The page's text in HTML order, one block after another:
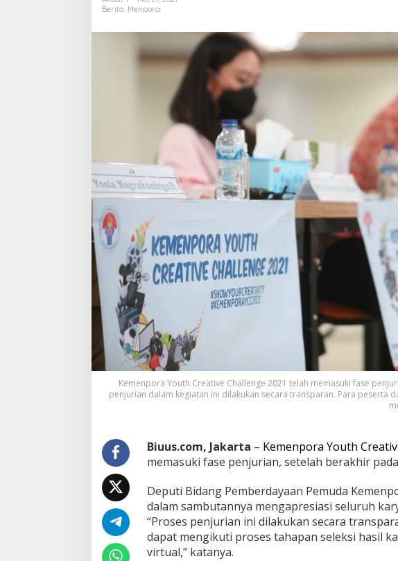
Berita, Menpora
Kemenpora Youth Creative Challenge 2021 telah memasuki fase
penjurian dalam kegiatan ini dilakukan secara transparan. Para peserta
Biuus.com, Jakarta – Kemenpora Youth
memasuki fase penjurian, setelah berakhir
Deputi Bidang Pemberdayaan Pemuda
dalam sambutannya mengapresiasi seluruh
“Proses penjurian ini dilakukan secara
dapat mengikuti proses tahapan seleksi hasil
virtual,” katanya.